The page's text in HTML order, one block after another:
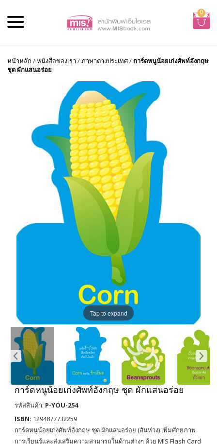
0
หน้าหลัก /หนังสือของเรา /ภาษาต่างประเทศ/การ์ดหนูน้อยเก่งศัพท์อังกฤษ
ชุด ผักแสนอร่อย
Tap to expand
การ์ดหนูน้อยเก่งศัพท์อังกฤษ ชุด ผักแสนอร่อย
รหัสสินค้า: P-YOU-254
ISBN: 1294877732259
การ์ดหนูน้อยเก่งศัพท์อังกฤษ ชุด ผักแสนอร่อย (สันห่วง) เพิ่มศักยภาพ
การเรียนรู้และส่งเสริมความสามารถในด้านต่างๆ ด้วย MIS Flash Card